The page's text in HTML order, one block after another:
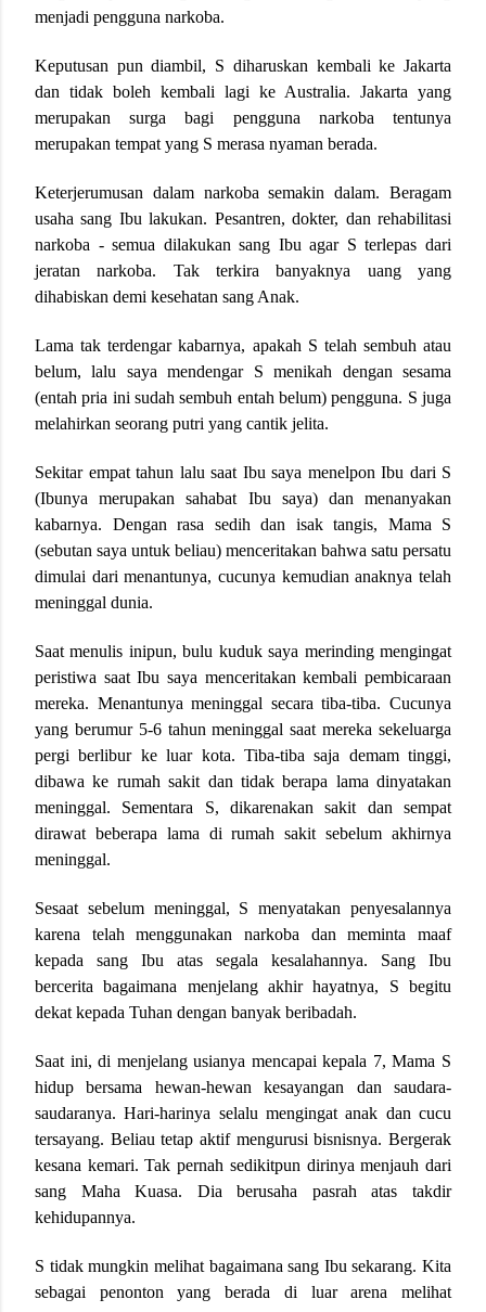
menjadi pengguna narkoba.
Keputusan pun diambil, S diharuskan kembali ke Jakarta
dan tidak boleh kembali lagi ke Australia. Jakarta yang
merupakan surga bagi pengguna narkoba tentunya
merupakan tempat yang S merasa nyaman berada.
Keterjerumusan dalam narkoba semakin dalam. Beragam
usaha sang Ibu lakukan. Pesantren, dokter, dan rehabilitasi
narkoba - semua dilakukan sang Ibu agar S terlepas dari
jeratan narkoba. Tak terkira banyaknya uang yang
dihabiskan demi kesehatan sang Anak.
Lama tak terdengar kabarnya, apakah S telah sembuh atau
belum, lalu saya mendengar S menikah dengan sesama
(entah pria ini sudah sembuh entah belum) pengguna. S juga
melahirkan seorang putri yang cantik jelita.
Sekitar empat tahun lalu saat Ibu saya menelpon Ibu dari S
(Ibunya merupakan sahabat Ibu saya) dan menanyakan
kabarnya. Dengan rasa sedih dan isak tangis, Mama S
(sebutan saya untuk beliau) menceritakan bahwa satu persatu
dimulai dari menantunya, cucunya kemudian anaknya telah
meninggal dunia.
Saat menulis inipun, bulu kuduk saya merinding mengingat
peristiwa saat Ibu saya menceritakan kembali pembicaraan
mereka. Menantunya meninggal secara tiba-tiba. Cucunya
yang berumur 5-6 tahun meninggal saat mereka sekeluarga
pergi berlibur ke luar kota. Tiba-tiba saja demam tinggi,
dibawa ke rumah sakit dan tidak berapa lama dinyatakan
meninggal. Sementara S, dikarenakan sakit dan sempat
dirawat beberapa lama di rumah sakit sebelum akhirnya
meninggal.
Sesaat sebelum meninggal, S menyatakan penyesalannya
karena telah menggunakan narkoba dan meminta maaf
kepada sang Ibu atas segala kesalahannya. Sang Ibu
bercerita bagaimana menjelang akhir hayatnya, S begitu
dekat kepada Tuhan dengan banyak beribadah.
Saat ini, di menjelang usianya mencapai kepala 7, Mama S
hidup bersama hewan-hewan kesayangan dan saudara-
saudaranya. Hari-harinya selalu mengingat anak dan cucu
tersayang. Beliau tetap aktif mengurusi bisnisnya. Bergerak
kesana kemari. Tak pernah sedikitpun dirinya menjauh dari
sang Maha Kuasa. Dia berusaha pasrah atas takdir
kehidupannya.
S tidak mungkin melihat bagaimana sang Ibu sekarang. Kita
sebagai penonton yang berada di luar arena melihat